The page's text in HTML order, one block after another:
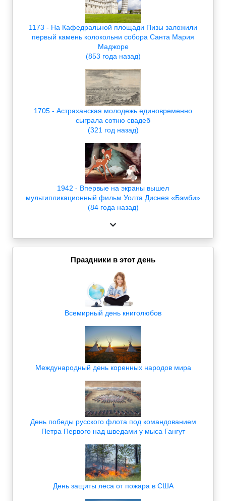
1173 - На Кафедральной площади Пизы заложили
первый камень колокольни собора Санта Мария
Маджоре
(853 года назад)
1705 - Астраханская молодежь единовременно
сыграла сотню свадеб
(321 год назад)
1942 - Впервые на экраны вышел
мультипликационный фильм Уолта Диснея «Бэмби»
(84 года назад)
Праздники в этот день
Всемирный день книголюбов
Международный день коренных народов мира
День победы русского флота под командованием
Петра Первого над шведами у мыса Гангут
День защиты леса от пожара в США